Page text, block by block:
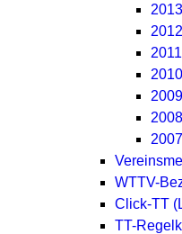
2013
2012
2011
2010
2009
2008
2007
WTTV-
Click-TT
TT-